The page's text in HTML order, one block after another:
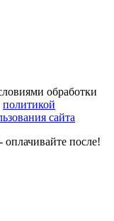
обработки
политикой
сайта
после!